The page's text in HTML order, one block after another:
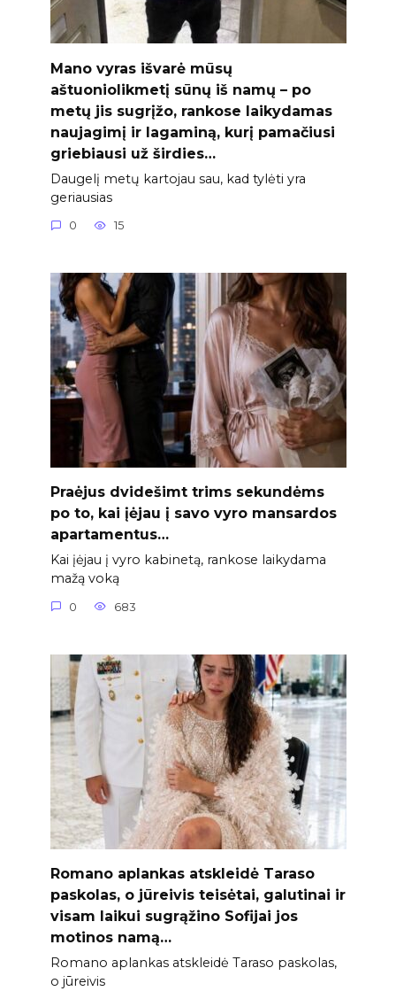
Mano vyras išvarė mūsų
aštuoniolikmetį sūnų iš namų – po
metų jis sugrįžo, rankose laikydamas
naujagimį ir lagaminą, kurį pamačiusi
griebiausi už širdies…
Daugelį metų kartojau sau, kad tylėti yra
geriausias
0 15
Praėjus dvidešimt trims sekundėms
po to, kai įėjau į savo vyro mansardos
apartamentus…
Kai įėjau į vyro kabinetą, rankose laikydama
mažą voką
0 683
Romano aplankas atskleidė Taraso
paskolas, o jūreivis teisėtai, galutinai ir
visam laikui sugrąžino Sofijai jos
motinos namą…
Romano aplankas atskleidė Taraso paskolas,
o jūreivis